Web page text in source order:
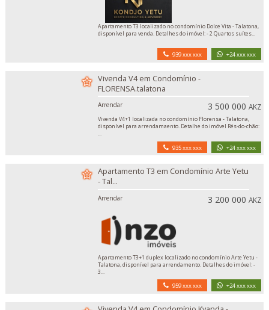
Apartamento T3 localizado no condomínio Dolce Vita - Talatona,
disponível para venda. Detalhes do imóvel: - 2 Quartos suítes...
939 xxx xxx +24 xxx xxx
Vivenda V4 em Condomínio -
FLORENSA.talatona
Arrendar 3 500 000AKZ
Vivenda V4+1 localizada no condomínio Florensa - Talatona,
disponível para arrendamaento. Detalhe do imóvel Rés-do-chão:
...
935 xxx xxx +24 xxx xxx
Apartamento T3 em Condomínio Arte Yetu
- Tal...
Arrendar 3 200 000AKZ
Apartamento T3+1 duplex localizado no condomínio Arte Yetu -
Talatona, disponível para arrendamento. Detalhes do imóvel: -
3...
959 xxx xxx +24 xxx xxx